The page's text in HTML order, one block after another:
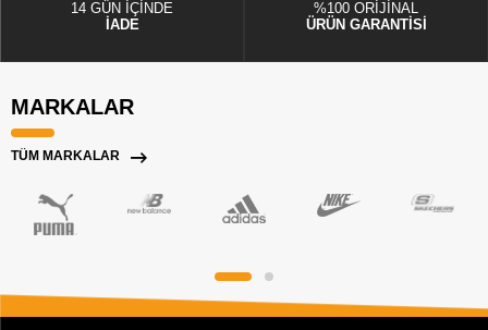
14 GÜN İÇİNDE
İADE
%100 ORİJİNAL
ÜRÜN GARANTİSİ
MARKALAR
TÜM MARKALAR